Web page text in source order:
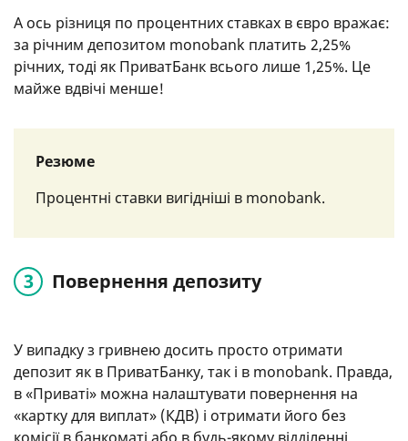
А ось різниця по процентних ставках в євро вражає:
за річним депозитом monobank платить 2,25%
річних, тоді як ПриватБанк всього лише 1,25%. Це
майже вдвічі менше!
Резюме
Процентні ставки вигідніші в monobank.
Повернення депозиту
У випадку з гривнею досить просто отримати
депозит як в ПриватБанку, так і в monobank. Правда,
в «Приваті» можна налаштувати повернення на
«картку для виплат» (КДВ) і отримати його без